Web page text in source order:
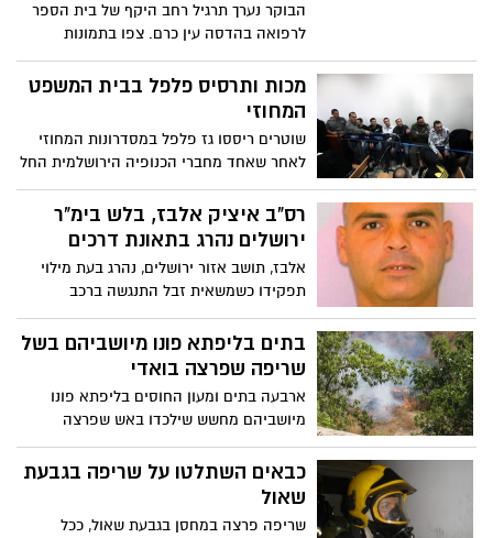
הבוקר נערך תרגיל רחב היקף של בית הספר
לרפואה בהדסה עין כרם. צפו בתמונות
מכות ותרסיס פלפל בבית המשפט
המחוזי
שוטרים ריססו גז פלפל במסדרונות המחוזי
לאחר שאחד מחברי הכנופיה הירושלמית החל
להתפרע במקום
רס"ב איציק אלבז, בלש בימ"ר
ירושלים נהרג בתאונת דרכים
אלבז, תושב אזור ירושלים, נהרג בעת מילוי
תפקידו כשמשאית זבל התנגשה ברכב
המשטרתי בו נסע בכביש הבקעה
בתים בליפתא פונו מיושביהם בשל
שריפה שפרצה בואדי
ארבעה בתים ומעון החוסים בליפתא פונו
מיושביהם מחשש שילכדו באש שפרצה
במקום. מחקירה ראשונית עולה כי מדובר
בהצתה
כבאים השתלטו על שריפה בגבעת
שאול
שריפה פרצה במחסן בגבעת שאול, ככל